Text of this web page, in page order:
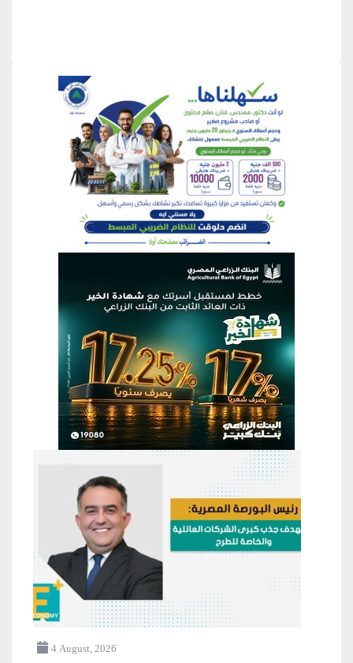
منطقة إعلانية
منطقة إعلانية
4 August, 2026